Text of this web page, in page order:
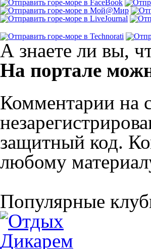
А знаете ли вы,
На портале
Комментарии на
защитный код.
любому
Популярные